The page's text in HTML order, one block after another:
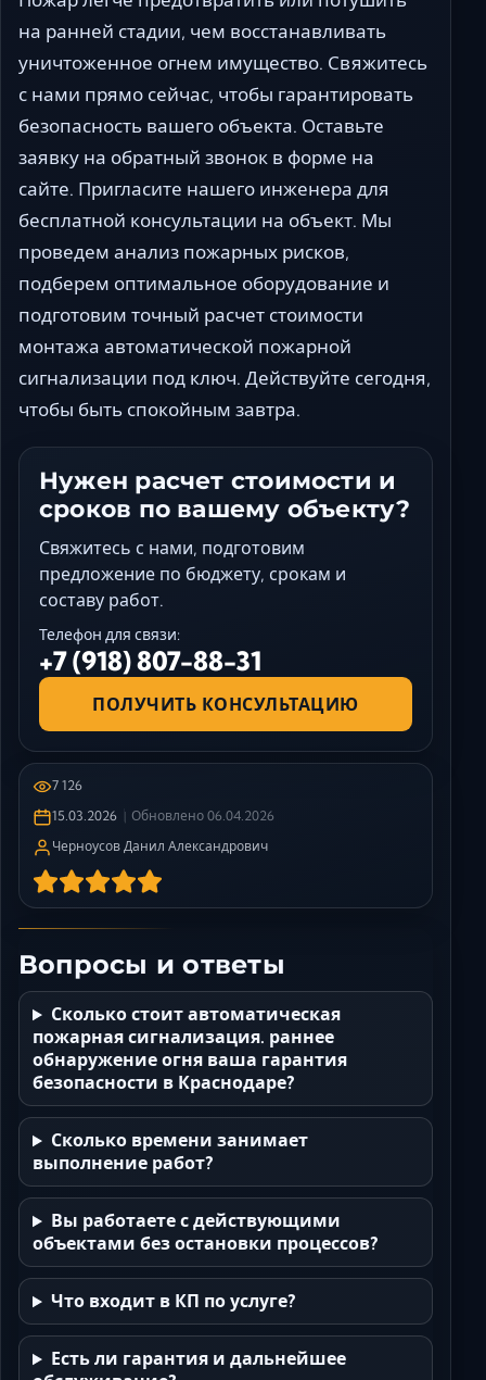
на ранней стадии, чем восстанавливать
уничтоженное огнем имущество. Свяжитесь
с нами прямо сейчас, чтобы гарантировать
безопасность вашего объекта. Оставьте
заявку на обратный звонок в форме на
сайте. Пригласите нашего инженера для
бесплатной консультации на объект. Мы
проведем анализ пожарных рисков,
подберем оптимальное оборудование и
подготовим точный расчет стоимости
монтажа автоматической пожарной
сигнализации под ключ. Действуйте сегодня,
чтобы быть спокойным завтра.
Нужен расчет стоимости и
сроков по вашему объекту?
Свяжитесь с нами, подготовим
предложение по бюджету, срокам и
составу работ.
Телефон для связи:
+7 (918) 807-88-31
ПОЛУЧИТЬ КОНСУЛЬТАЦИЮ
7 126
15.03.2026
Обновлено 06.04.2026
Черноусов Данил Александрович
Вопросы и ответы
Сколько стоит автоматическая
пожарная сигнализация. раннее
обнаружение огня ваша гарантия
безопасности в Краснодаре?
Сколько времени занимает
выполнение работ?
Вы работаете с действующими
объектами без остановки процессов?
Что входит в КП по услуге?
Есть ли гарантия и дальнейшее